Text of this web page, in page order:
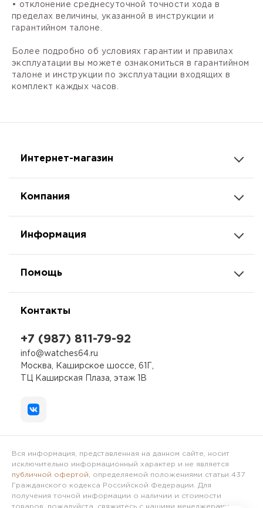
• отклонение среднесуточной точности хода в
пределах величины, указанной в инструкции и
гарантийном талоне.
Более подробно об условиях гарантии и правилах
эксплуатации вы можете ознакомиться в гарантийном
талоне и инструкции по эксплуатации входящих в
комплект каждых часов.
Интернет-магазин
Компания
Информация
Помощь
Контакты
+7 (987) 811-79-92
info@watches64.ru
Москва, Каширское шоссе, 61Г,
ТЦ Каширская Плаза, этаж 1В
Вся информация, представленная на данном сайте, носит
исключительно информационный характер и не является
публичной офертой , определяемой положениями статьи 437
Гражданского кодекса Российской Федерации. Для
получения точной информации о наличии и стоимости
товаров, пожалуйста, свяжитесь с нашими менеджерами.